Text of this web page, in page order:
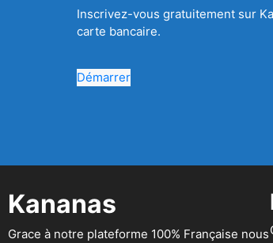
Inscrivez-vous gratuitement sur
carte bancaire.
Démarrer
Kananas
Grace à notre plateforme 100% Française nous